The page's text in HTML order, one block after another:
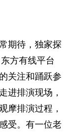
期待，独家探
方有线平台
关注和踊跃参
进排演现场，
摩排演过程，
受。有一位老